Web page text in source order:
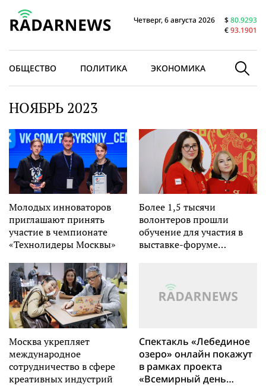
Четверг, 6 августа 2026 $80.9293
€93.1901
ОБЩЕСТВО ПОЛИТИКА ЭКОНОМИКА В МИРЕ
НОЯБРЬ 2023
Молодых инноваторов
приглашают принять
участие в чемпионате
«Технолидеры Москвы»
Более 1,5 тысячи
волонтеров прошли
обучение для участия в
выставке-форуме
Москва укрепляет
международное
сотрудничество в сфере
креативных индустрий
Спектакль «Лебединое
озеро» онлайн покажут
в рамках проекта
«Всемирный день